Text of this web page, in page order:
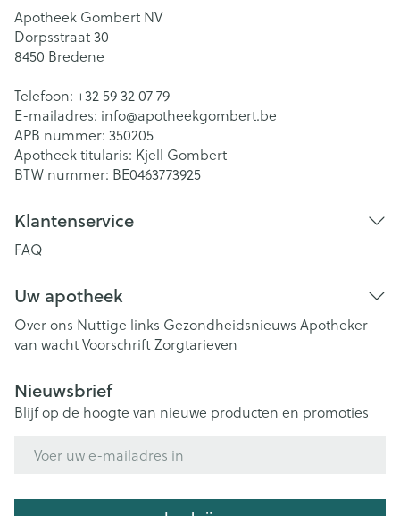
Apotheek Gombert NV
Dorpsstraat 30
8450 Bredene
Telefoon: +32 59 32 07 79
E-mailadres: info@apotheekgombert.be
APB nummer: 350205
Apotheek titularis: Kjell Gombert
BTW nummer: BE0463773925
Klantenservice
FAQ
Uw apotheek
Over ons Nuttige links Gezondheidsnieuws Apotheker
van wachtVoorschriftZorgtarieven
Nieuwsbrief
Blijf op de hoogte van nieuwe producten en promoties